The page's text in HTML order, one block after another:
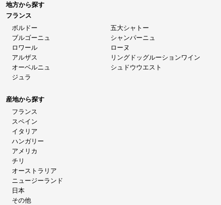
地方から探す
フランス
ボルドー
五大シャトー
ブルゴーニュ
シャンパーニュ
ロワール
ローヌ
アルザス
リングドッグルーションワイン
オーベルニュ
シュドウウエスト
ジュラ
産地から探す
フランス
スペイン
イタリア
ハンガリー
アメリカ
チリ
オーストラリア
ニュージーランド
日本
その他